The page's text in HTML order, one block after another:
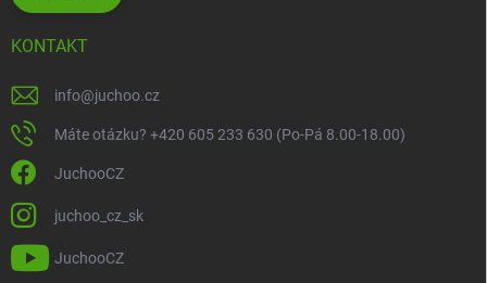
KONTAKT
info@juchoo.cz
Máte otázku? +420 605 233 630 (Po-Pá 8.00-18.00)
JuchooCZ
juchoo_cz_sk
JuchooCZ